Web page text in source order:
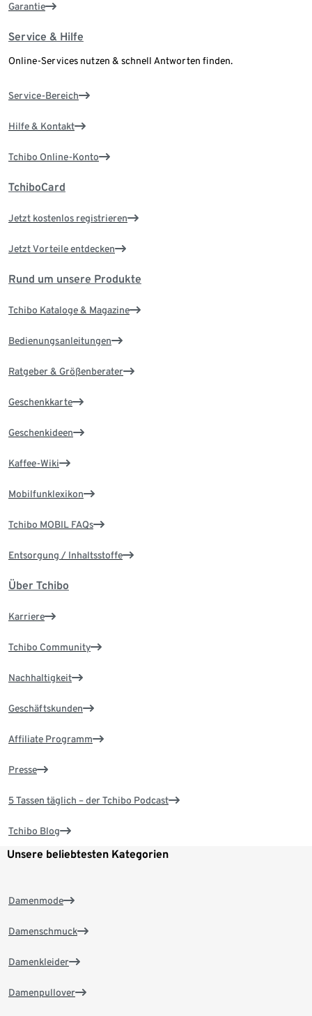
Garantie
Service & Hilfe
Online-Services nutzen & schnell Antworten finden.
Service-Bereich
Hilfe & Kontakt
Tchibo Online-Konto
TchiboCard
Jetzt kostenlos registrieren
Jetzt Vorteile entdecken
Rund um unsere Produkte
Tchibo Kataloge & Magazine
Bedienungsanleitungen
Ratgeber & Größenberater
Geschenkkarte
Geschenkideen
Kaffee-Wiki
Mobilfunklexikon
Tchibo MOBIL FAQs
Entsorgung / Inhaltsstoffe
Über Tchibo
Karriere
Tchibo Community
Nachhaltigkeit
Geschäftskunden
Affiliate Programm
Presse
5 Tassen täglich – der Tchibo Podcast
Tchibo Blog
Unsere beliebtesten Kategorien
Damenmode
Damenschmuck
Damenkleider
Damenpullover